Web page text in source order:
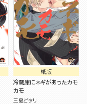
紙版
冷蔵庫にネギがあったカモ
カモ
三島ピタリ